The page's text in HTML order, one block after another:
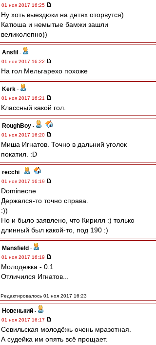
01 ноя 2017 16:25
Ну хоть выездюки на детях оторвутся)
Катюша и немытые бамжи зашли
великолепно))
Ansfil -
01 ноя 2017 16:22
На гол Мельгарехо похоже
Kerk -
01 ноя 2017 16:21
Классный какой гол.
RoughBoy -
01 ноя 2017 16:20
Миша Игнатов. Точно в дальний уголок
покатил. :D
recchi -
01 ноя 2017 16:19
Dominecne
Держался-то точно справа.
:))
Но и было заявлено, что Кирилл :) только
длинный был какой-то, под 190 :)
Mansfield -
01 ноя 2017 16:19
Молодежка - 0:1
Отличился Игнатов...
Редактировалось 01 ноя 2017 16:23
Новенький -
01 ноя 2017 16:17
Севильская молодёжь очень мразотная.
А судейка им опять всё прощает.